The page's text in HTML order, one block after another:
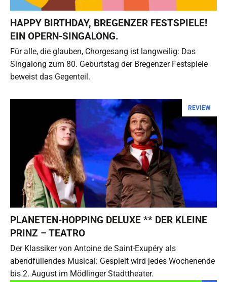
HAPPY BIRTHDAY, BREGENZER FESTSPIELE!
EIN OPERN-SINGALONG.
Für alle, die glauben, Chorgesang ist langweilig: Das
Singalong zum 80. Geburtstag der Bregenzer Festspiele
beweist das Gegenteil.
REVIEW
PLANETEN-HOPPING DELUXE ** DER KLEINE
PRINZ – TEATRO
Der Klassiker von Antoine de Saint-Exupéry als
abendfüllendes Musical: Gespielt wird jedes Wochenende
bis 2. August im Mödlinger Stadttheater.